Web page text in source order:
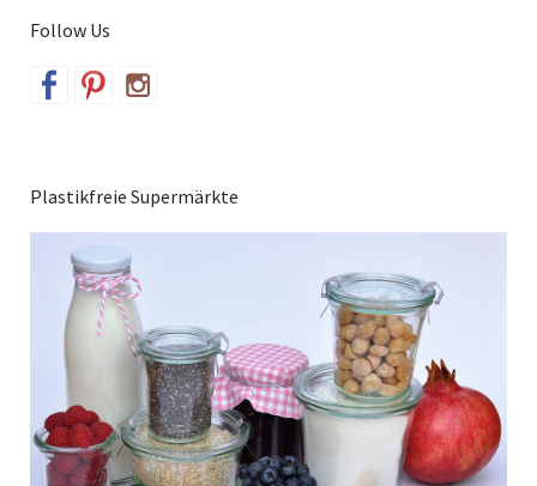
Follow Us
Plastikfreie Supermärkte